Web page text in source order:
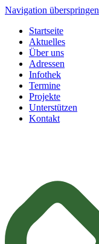
Navigation überspringen
Startseite
Aktuelles
Über uns
Adressen
Infothek
Termine
Projekte
Unterstützen
Kontakt